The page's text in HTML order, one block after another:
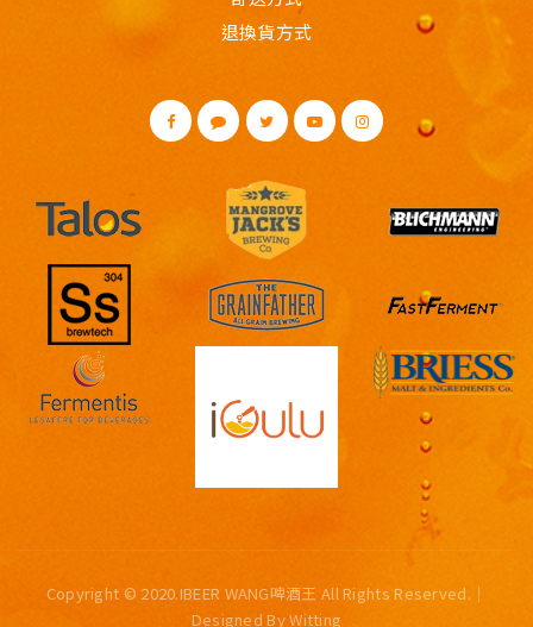
退換貨方式
Copyright © 2020.iBEER WANG啤酒王 All Rights Reserved.│
Designed ByWitting